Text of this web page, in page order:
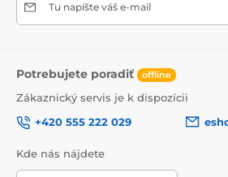
Tu napíšte váš e-mail
Potrebujete poradiť offline
Zákaznický servis je k dispozícii
+420 555 222 029
Kde nás nájdete